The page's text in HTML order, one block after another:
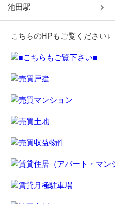
池田駅
こちらのHPもご覧ください↓